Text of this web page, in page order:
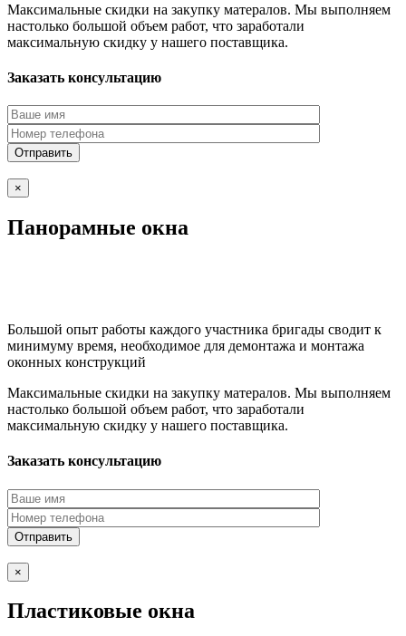
Максимальные скидки на закупку матералов. Мы выполняем
настолько большой объем работ, что заработали
максимальную скидку у нашего поставщика.
Заказать консультацию
×
Панорамные окна
Большой опыт работы каждого участника бригады сводит к
минимуму время, необходимое для демонтажа и монтажа
оконных конструкций
Максимальные скидки на закупку матералов. Мы выполняем
настолько большой объем работ, что заработали
максимальную скидку у нашего поставщика.
Заказать консультацию
×
Пластиковые окна